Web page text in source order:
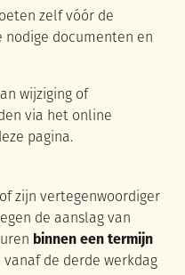
zelf vóór de
nodige documenten en
wijziging of
via het online
pagina.
zijn vertegenwoordiger
de aanslag van
binnen een termijn
de derde werkdag